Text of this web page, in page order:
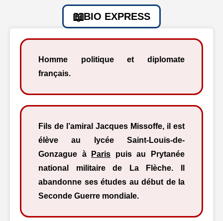
BIO EXPRESS
Homme politique et diplomate
français.
Fils de l’amiral Jacques Missoffe, il est
élève au lycée Saint-Louis-de-
Gonzague à
Paris puis au Prytanée
national militaire de La Flèche. Il
abandonne ses études au début de la
Seconde Guerre mondiale.